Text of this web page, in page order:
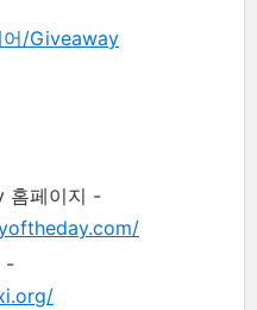
/Giveaway
홈페이지 -
-